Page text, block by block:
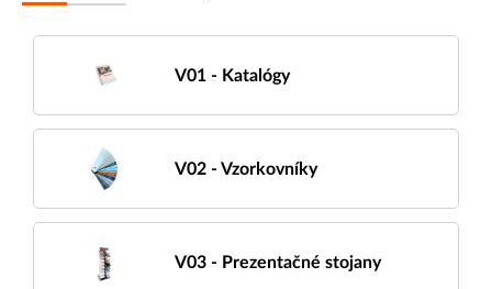
V01 - Katalógy
V02 - Vzorkovníky
V03 - Prezentačné stojany